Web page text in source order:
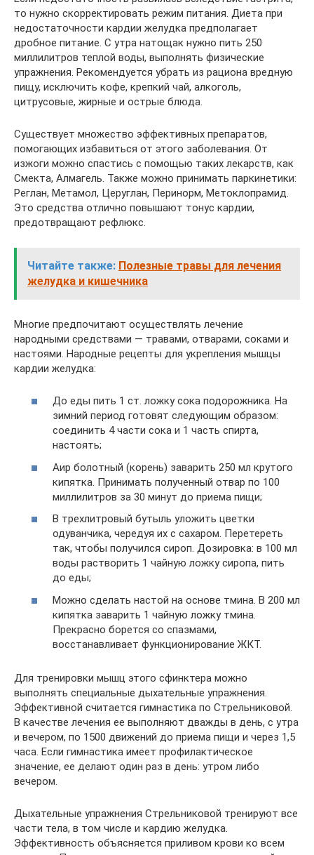
то нужно скорректировать режим питания. Диета при
недостаточности кардии желудка предполагает
дробное питание. С утра натощак нужно пить 250
миллилитров теплой воды, выполнять физические
упражнения. Рекомендуется убрать из рациона вредную
пищу, исключить кофе, крепкий чай, алкоголь,
цитрусовые, жирные и острые блюда.
Существует множество эффективных препаратов,
помогающих избавиться от этого заболевания. От
изжоги можно спастись с помощью таких лекарств, как
Смекта, Алмагель. Также можно принимать паркинетики:
Реглан, Метамол, Церуглан, Перинорм, Метоклопрамид.
Это средства отлично повышают тонус кардии,
предотвращают рефлюкс.
Читайте также: Полезные травы для лечения
желудка и кишечника
Многие предпочитают осуществлять лечение
народными средствами — травами, отварами, соками и
настоями. Народные рецепты для укрепления мышцы
кардии желудка:
До еды пить 1 ст. ложку сока подорожника. На
зимний период готовят следующим образом:
соединить 4 части сока и 1 часть спирта,
настоять;
Аир болотный (корень) заварить 250 мл крутого
кипятка. Принимать полученный отвар по 100
миллилитров за 30 минут до приема пищи;
В трехлитровый бутыль уложить цветки
одуванчика, чередуя их с сахаром. Перетереть
так, чтобы получился сироп. Дозировка: в 100 мл
воды растворить 1 чайную ложку сиропа, пить
до еды;
Можно сделать настой на основе тмина. В 200 мл
кипятка заварить 1 чайную ложку тмина.
Прекрасно борется со спазмами,
восстанавливает функционирование ЖКТ.
Для тренировки мышц этого сфинктера можно
выполнять специальные дыхательные упражнения.
Эффективной считается гимнастика по Стрельниковой.
В качестве лечения ее выполняют дважды в день, с утра
и вечером, по 1500 движений до приема пищи и через 1,5
часа. Если гимнастика имеет профилактическое
значение, ее делают один раз в день: утром либо
вечером.
Дыхательные упражнения Стрельниковой тренируют все
части тела, в том числе и кардию желудка.
Эффективность объясняется приливом крови ко всем